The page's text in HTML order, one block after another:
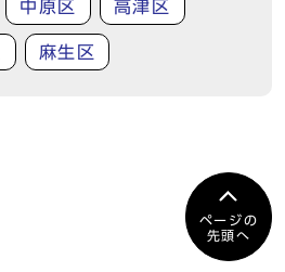
中原区 高津区
麻生区
ページの
先頭へ